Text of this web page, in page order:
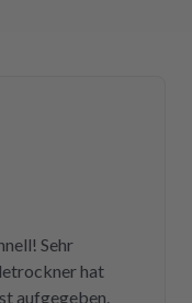
Sehr
hat
aufgegeben.